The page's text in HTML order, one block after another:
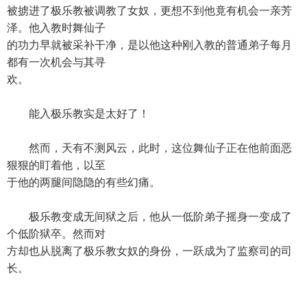
被掳进了极乐教被调教了女奴，更想不到他竟有机会一亲芳
泽。他入教时舞仙子
的功力早就被采补干净，是以他这种刚入教的普通弟子每月
都有一次机会与其寻
欢。
能入极乐教实是太好了！
然而，天有不测风云，此时，这位舞仙子正在他前面恶
狠狠的盯着他，以至
于他的两腿间隐隐的有些幻痛。
极乐教变成无间狱之后，他从一低阶弟子摇身一变成了
个低阶狱卒。然而对
方却也从脱离了极乐教女奴的身份，一跃成为了监察司的司
长。